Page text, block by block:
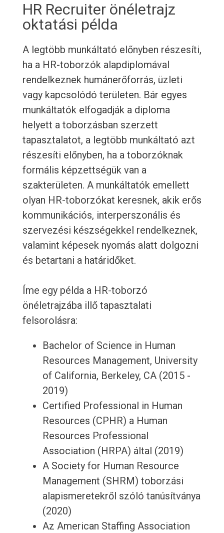
HR Recruiter önéletrajz
oktatási példa
A legtöbb munkáltató előnyben részesíti,
ha a HR-toborzók alapdiplomával
rendelkeznek humánerőforrás, üzleti
vagy kapcsolódó területen. Bár egyes
munkáltatók elfogadják a diploma
helyett a toborzásban szerzett
tapasztalatot, a legtöbb munkáltató azt
részesíti előnyben, ha a toborzóknak
formális képzettségük van a
szakterületen. A munkáltatók emellett
olyan HR-toborzókat keresnek, akik erős
kommunikációs, interperszonális és
szervezési készségekkel rendelkeznek,
valamint képesek nyomás alatt dolgozni
és betartani a határidőket.
Íme egy példa a HR-toborzó
önéletrajzába illő tapasztalati
felsorolásra:
Bachelor of Science in Human
Resources Management, University
of California, Berkeley, CA (2015 -
2019)
Certified Professional in Human
Resources (CPHR) a Human
Resources Professional
Association (HRPA) által (2019)
A Society for Human Resource
Management (SHRM) toborzási
alapismeretekről szóló tanúsítványa
(2020)
Az American Staffing Association